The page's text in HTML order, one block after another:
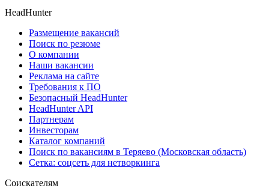
HeadHunter
Размещение вакансий
Поиск по резюме
О компании
Наши вакансии
Реклама на сайте
Требования к ПО
Безопасный HeadHunter
HeadHunter API
Партнерам
Инвесторам
Каталог компаний
Поиск по вакансиям в Теряево (Московская область)
Сетка: соцсеть для нетворкинга
Соискателям